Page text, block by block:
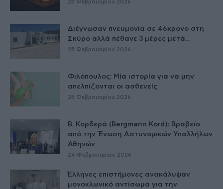
25 Φεβρουαρίου 2026
Διέγνωσαν πνευμονία σε 46χρονο στη
Σκύρο αλλά πέθανε 3 μέρες μετά...
25 Φεβρουαρίου 2026
Φιλόπουλος: Μία ιστορία για να μην
απελπίζονται οι ασθενείς
25 Φεβρουαρίου 2026
Β. Κορδερά (Bergmann Kord): Βραβείο
από την Ένωση Αστυνομικών Υπαλλήλων
Αθηνών
24 Φεβρουαρίου 2026
Έλληνες επιστήμονες ανακάλυψαν
μονοκλωνικό αντίσωμα για την